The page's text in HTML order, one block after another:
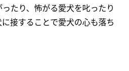
たり、怖がる愛犬を叱ったり
接することで愛犬の心も落ち